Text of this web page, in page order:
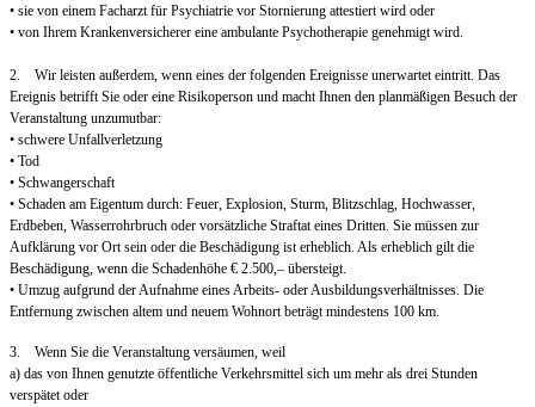
• sie von einem Facharzt für Psychiatrie vor Stornierung attestiert wird oder
• von Ihrem Krankenversicherer eine ambulante Psychotherapie genehmigt wird.
2. Wir leisten außerdem, wenn eines der folgenden Ereignisse unerwartet eintritt. Das
Ereignis betrifft Sie oder eine Risikoperson und macht Ihnen den planmäßigen Besuch der
Veranstaltung unzumutbar:
• schwere Unfallverletzung
• Tod
• Schwangerschaft
• Schaden am Eigentum durch: Feuer, Explosion, Sturm, Blitzschlag, Hochwasser,
Erdbeben, Wasserrohrbruch oder vorsätzliche Straftat eines Dritten. Sie müssen zur
Aufklärung vor Ort sein oder die Beschädigung ist erheblich. Als erheblich gilt die
Beschädigung, wenn die Schadenhöhe € 2.500,– übersteigt.
• Umzug aufgrund der Aufnahme eines Arbeits- oder Ausbildungsverhältnisses. Die
Entfernung zwischen altem und neuem Wohnort beträgt mindestens 100 km.
3. Wenn Sie die Veranstaltung versäumen, weil
a) das von Ihnen genutzte öffentliche Verkehrsmittel sich um mehr als drei Stunden
verspätet oder